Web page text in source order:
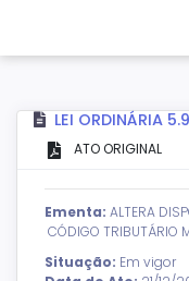
LEI ORDINÁRIA
ATO ORIGINAL
Ementa: ALTERA
 CÓDIGO TRIBUTÁRIO
Situação: Em vigor